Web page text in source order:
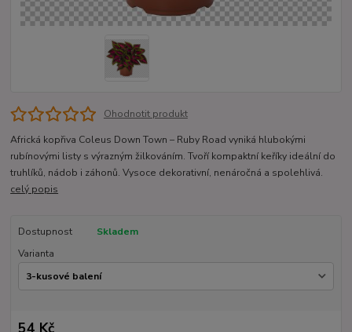
Ohodnotit produkt
Africká kopřiva Coleus Down Town – Ruby Road vyniká hlubokými
rubínovými listy s výrazným žilkováním. Tvoří kompaktní keříky ideální do
truhlíků, nádob i záhonů. Vysoce dekorativní, nenáročná a spolehlivá.
celý popis
Dostupnost
Skladem
Varianta